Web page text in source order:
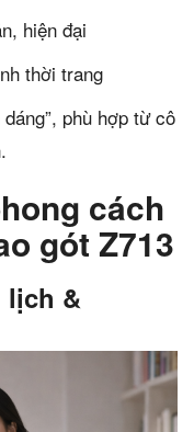
hiện đại
thời trang
phù hợp từ cô
cách
gót Z713
lịch &